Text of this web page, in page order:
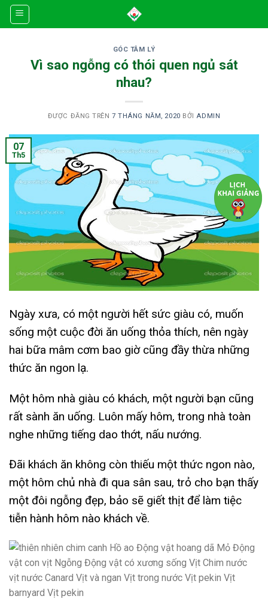
Skip
GÓC TÂM LÝ
Vì sao ngỗng có thói quen ngủ sát
nhau?
ĐƯỢC ĐĂNG TRÊN7 THÁNG NĂM, 2020 BỞI ADMIN
07
Th5
Ngày xưa, có một người hết sức giàu có, muốn
sống một cuộc đời ăn uống thỏa thích, nên ngày
hai bữa mâm cơm bao giờ cũng đầy thừa những
thức ăn ngon lạ.
Một hôm nhà giàu có khách, một người bạn cũng
rất sành ăn uống. Luôn mấy hôm, trong nhà toàn
nghe những tiếng dao thớt, nấu nướng.
Đãi khách ăn không còn thiếu một thức ngon nào,
một hôm chủ nhà đi qua sân sau, trỏ cho bạn thấy
một đôi ngỗng đẹp, bảo sẽ giết thịt để làm tiệc
tiễn hành hôm nào khách về.